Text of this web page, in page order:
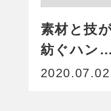
素材と技
紡ぐハン
ーグ。笑
2020.07.02